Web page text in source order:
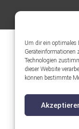
Um dir ein optimales
Geräteinformationen
Technologien
dieser Website
können bestimmte